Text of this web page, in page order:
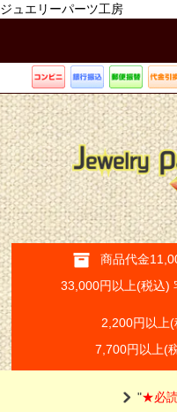
ジュエリーパーツ工房
商品代金
33,000円以上(税込)
2,200円以上
7,700円以上(
"★必